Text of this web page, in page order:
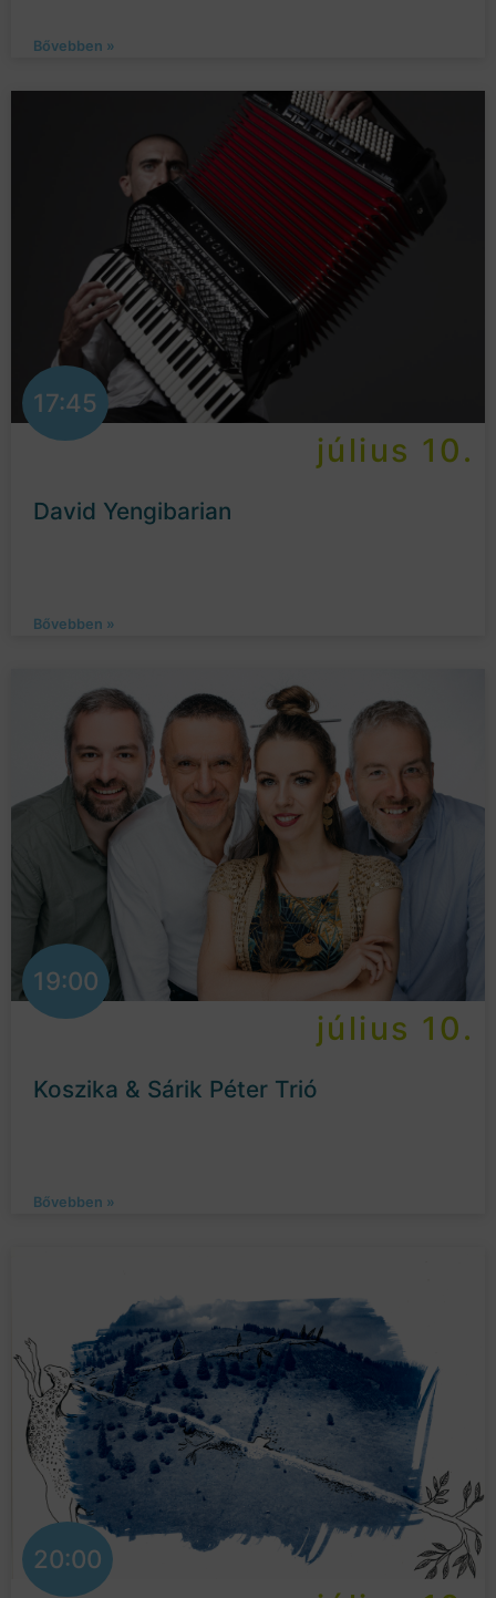
Bővebben »
17:45
július 10.
David Yengibarian
Bővebben »
19:00
július 10.
Koszika & Sárik Péter Trió
Bővebben »
20:00